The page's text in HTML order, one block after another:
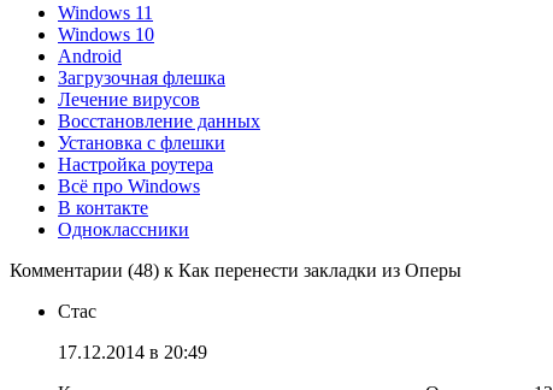
Windows 11
Windows 10
Android
Загрузочная флешка
Лечение вирусов
Восстановление данных
Установка с флешки
Настройка роутера
Всё про Windows
В контакте
Одноклассники
Комментарии (48) к Как перенести закладки из Оперы
Стас
17.12.2014 в 20:49